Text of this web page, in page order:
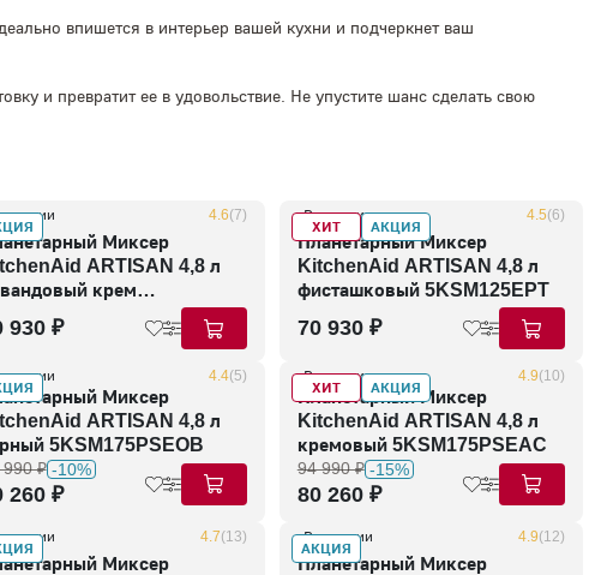
впишется в интерьер вашей кухни и подчеркнет ваш
и превратит ее в удовольствие. Не упустите шанс сделать свою
4.6(7)
Миксер
ARTISAN 4,8 л
крем
930 ₽
ХИТ АКЦИЯ
В наличии 4.5(6)
Планетарный Миксер
KitchenAid ARTISAN 4,8 л
фисташковый 5KSM125EPT
70 930 ₽
4.4(5)
Миксер
ARTISAN 4,8 л
5KSM175PSEOB
₽ -10%
260 ₽
ХИТ АКЦИЯ
В наличии 4.9(10)
Планетарный Миксер
KitchenAid ARTISAN 4,8 л
кремовый 5KSM175PSEAC
94 990 ₽ -15%
80 260 ₽
4.7(13)
Миксер
АКЦИЯ
В наличии 4.9(12)
Планетарный Миксер